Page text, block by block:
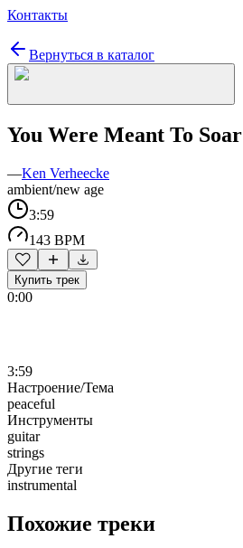
Контакты
Вернуться в каталог
You Were Meant To Soar
—Ken Verheecke
ambient/new age
3:59
143 BPM
Купить трек
0:00
3:59
Настроение/Тема
peaceful
Инструменты
guitar
strings
Другие теги
instrumental
Похожие треки